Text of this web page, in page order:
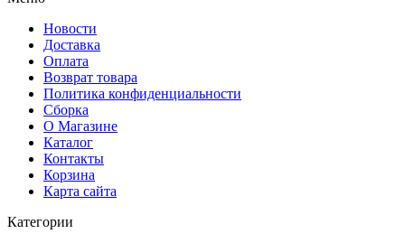
Новости
Доставка
Оплата
Возврат товара
Политика конфиденциальности
Сборка
О Магазине
Каталог
Контакты
Корзина
Карта сайта
Категории